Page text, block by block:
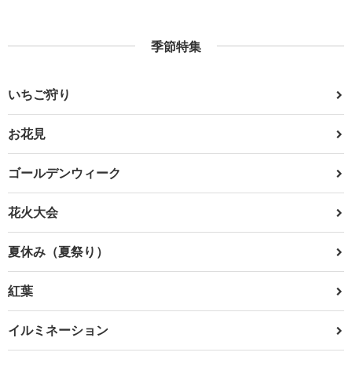
季節特集
いちご狩り
お花見
ゴールデンウィーク
花火大会
夏休み（夏祭り）
紅葉
イルミネーション